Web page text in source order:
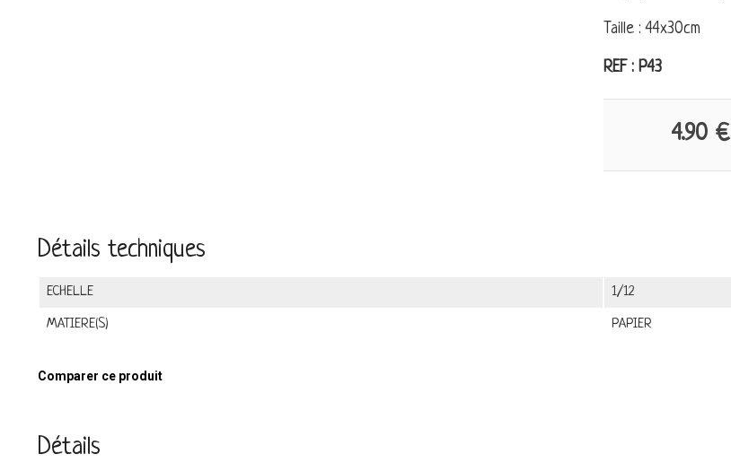
Taille : 44x30cm
REF : P43
4.90 €
Détails techniques
ECHELLE 1/12
MATIERE(S) PAPIER
Comparer ce produit
Détails